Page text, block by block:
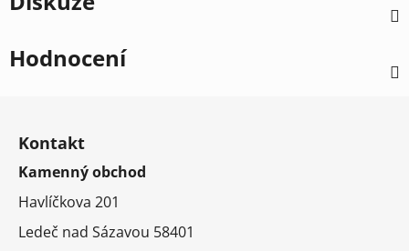
Hodnocení
Kontakt
Kamenný obchod
Havlíčkova 201
Ledeč nad Sázavou 58401